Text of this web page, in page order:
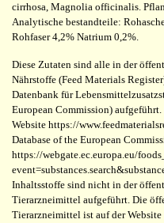
cirrhosa, Magnolia officinalis.
Analytische bestandteile:
Rohfaser 4,2% Natrium 0,2%.
Diese Zutaten sind alle in der
Nährstoffe (Feed Materials
Datenbank für
European Commission)
Website https://
Database of the European
https://webgate.ec.europa.eu/
Inhaltsstoffe sind nicht in der
Tierarzneimittel aufgeführt. Die
Tierarzneimittel ist auf der Website